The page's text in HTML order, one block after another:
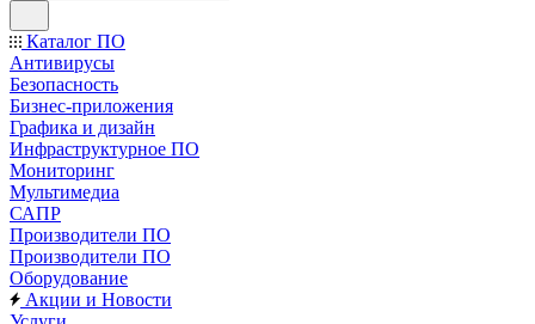
Каталог ПО
Антивирусы
Безопасность
Бизнес-приложения
Графика и дизайн
Инфраструктурное ПО
Мониторинг
Мультимедиа
САПР
Производители ПО
Производители ПО
Оборудование
Акции и Новости